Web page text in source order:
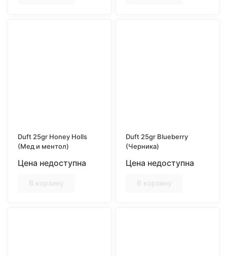
Duft 25gr Honey Holls
(Мед и ментол)
Цена недоступна
В корзину
Duft 25gr Blueberry
(Черника)
Цена недоступна
В корзину